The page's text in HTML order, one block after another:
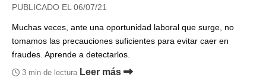
PUBLICADO EL 06/07/21
Muchas veces, ante una oportunidad laboral que surge, no
tomamos las precauciones suficientes para evitar caer en
fraudes. Aprende a detectarlos.
3 min de lectura Leer más